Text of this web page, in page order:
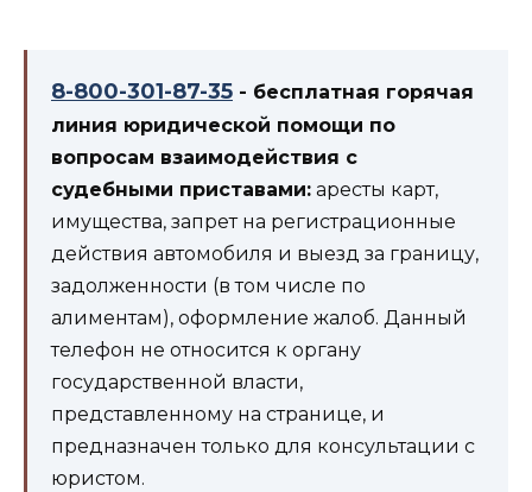
8-800-301-87-35 - бесплатная горячая
линия юридической помощи по
вопросам взаимодействия с
судебными приставами: аресты карт,
имущества, запрет на регистрационные
действия автомобиля и выезд за границу,
задолженности (в том числе по
алиментам), оформление жалоб. Данный
телефон не относится к органу
государственной власти,
представленному на странице, и
предназначен только для консультации с
юристом.